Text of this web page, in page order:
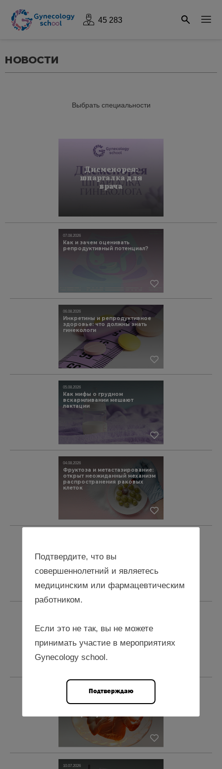
45 283
НОВОСТИ
Выбрать специальности
Дисменорея:
шпаргалка для
врача
Как и зачем оценивать
репродуктивный потенциал?
07.08.2026
Инкретины и репродуктивное
здоровье: что должны знать
гинекологи
06.08.2026
Как мифы о грудном
вскармливании мешают
лактации
05.08.2026
Фруктоза и метастазирование:
открыт неожиданный механизм
распространения раковых
клеток
04.08.2026
заболеваний в 4 раза
помочь пациентке
преэклампсии: клеточный
10.07.2026
Подтвердите, что вы
совершеннолетний и являетесь
медицинским или фармацевтическим
работником.
Если это не так, вы не можете
принимать участие в мероприятиях
Gynecology school.
Подтверждаю